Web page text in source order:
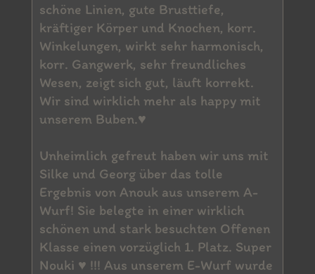
schöne Linien, gute Brusttiefe,
kräftiger Körper und Knochen, korr.
Winkelungen, wirkt sehr harmonisch,
korr. Gangwerk, sehr freundliches
Wesen, zeigt sich gut, läuft korrekt.
Wir sind wirklich mehr als happy mit
unserem Buben.♥
Unheimlich gefreut haben wir uns mit
Silke und Georg über das tolle
Ergebnis von Anouk aus unserem A-
Wurf! Sie belegte in einer wirklich
schönen und stark besuchten Offenen
Klasse einen vorzüglich 1. Platz. Super
Nouki ♥ !!! Aus unserem E-Wurf wurde